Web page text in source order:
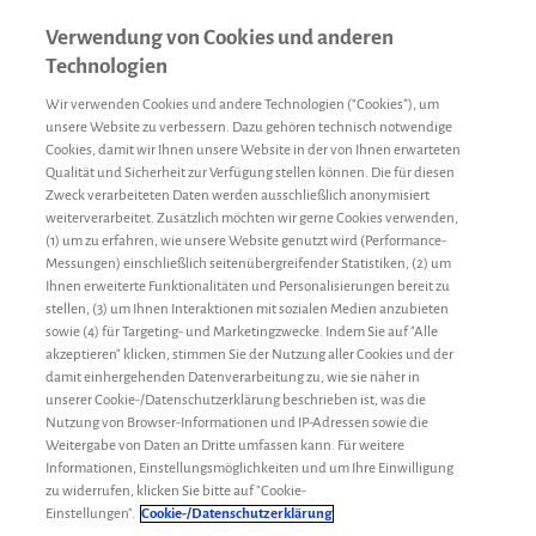
Die ACTIVE A Netiquette
Mit unserer Kampagne Active A möchten wir Euch im Umgang
mit Eurer Hämophilie A unterstützen. Wir wollen Euch so viele
Informationen wie möglich zum Thema Hämophilie A
bereitstellen und Euch mit Tipps sowie Hilfestellungen
versorgen.
Allerdings ist es uns aufgrund von rechtlichen Vorgaben
(Heilmittelwerbegesetz) nicht gestattet, auf unserer Website, bei
Facebook
oder bei Instagram
über einige Themen wie z. B.
verschreibungspflichtige Medikamente zu sprechen. Zudem
Verwendung von Cookies und anderen
Technologien
Wir verwenden Cookies und andere Technologien (“Cookies”), um
unsere Website zu verbessern. Dazu gehören technisch notwendige
Cookies, damit wir Ihnen unsere Website in der von Ihnen erwarteten
Qualität und Sicherheit zur Verfügung stellen können. Die für diesen
Zweck verarbeiteten Daten werden ausschließlich anonymisiert
weiterverarbeitet. Zusätzlich möchten wir gerne Cookies verwenden,
(1) um zu erfahren, wie unsere Website genutzt wird (Performance-
Messungen) einschließlich seitenübergreifender Statistiken, (2) um
Ihnen erweiterte Funktionalitäten und Personalisierungen bereit zu
stellen, (3) um Ihnen Interaktionen mit sozialen Medien anzubieten
sowie (4) für Targeting- und Marketingzwecke. Indem Sie auf "Alle
akzeptieren" klicken, stimmen Sie der Nutzung aller Cookies und der
damit einhergehenden Datenverarbeitung zu, wie sie näher in
unserer Cookie-/Datenschutzerklärung beschrieben ist, was die
Nutzung von Browser-Informationen und IP-Adressen sowie die
Weitergabe von Daten an Dritte umfassen kann. Für weitere
Informationen, Einstellungsmöglichkeiten und um Ihre Einwilligung
zu widerrufen, klicken Sie bitte auf "Cookie-
Einstellungen". Cookie-/Datenschutzerklärung